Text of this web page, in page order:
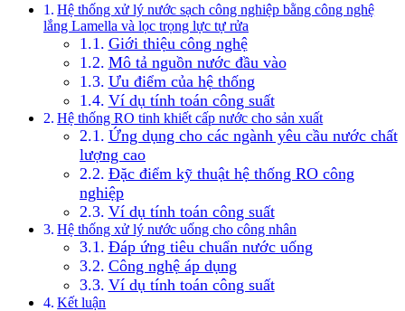
Hệ thống xử lý nước sạch công nghiệp bằng công nghệ
lắng Lamella và lọc trọng lực tự rửa
Giới thiệu công nghệ
Mô tả nguồn nước đầu vào
Ưu điểm của hệ thống
Ví dụ tính toán công suất
Hệ thống RO tinh khiết cấp nước cho sản xuất
Ứng dụng cho các ngành yêu cầu nước chất
lượng cao
Đặc điểm kỹ thuật hệ thống RO công
nghiệp
Ví dụ tính toán công suất
Hệ thống xử lý nước uống cho công nhân
Đáp ứng tiêu chuẩn nước uống
Công nghệ áp dụng
Ví dụ tính toán công suất
Kết luận